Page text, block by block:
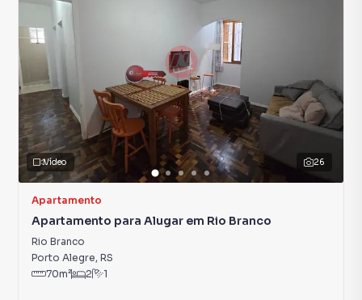
26
Vídeo
Apartamento
Apartamento para Alugar em Rio Branco
Rio Branco
Porto Alegre, RS
70m² 2 1